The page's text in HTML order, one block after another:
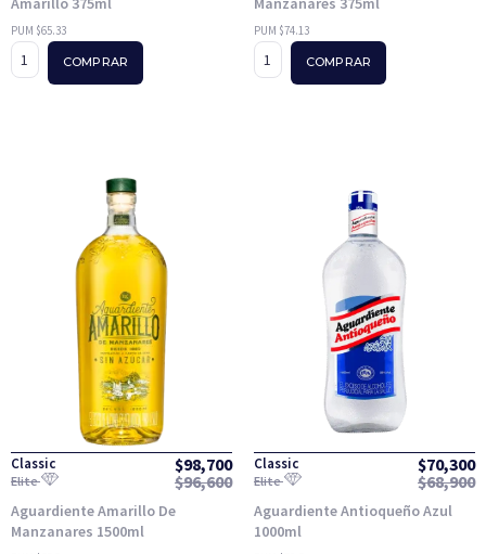
PUM $65.33
COMPRAR
PUM $74.13
COMPRAR
Classic $98,700
Elite $96,600
Aguardiente Amarillo De
Manzanares 1500ml
Classic $70,300
Elite $68,900
Aguardiente Antioqueño Azul
1000ml